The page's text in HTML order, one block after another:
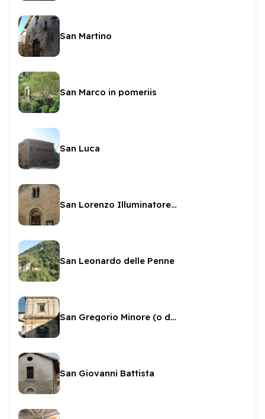
San Martino
San Marco in pomeriis
San Luca
San Lorenzo Illuminatore - Sala Pegasus
San Leonardo delle Penne
San Gregorio Minore (o de griptis o il palazzo)
San Giovanni Battista